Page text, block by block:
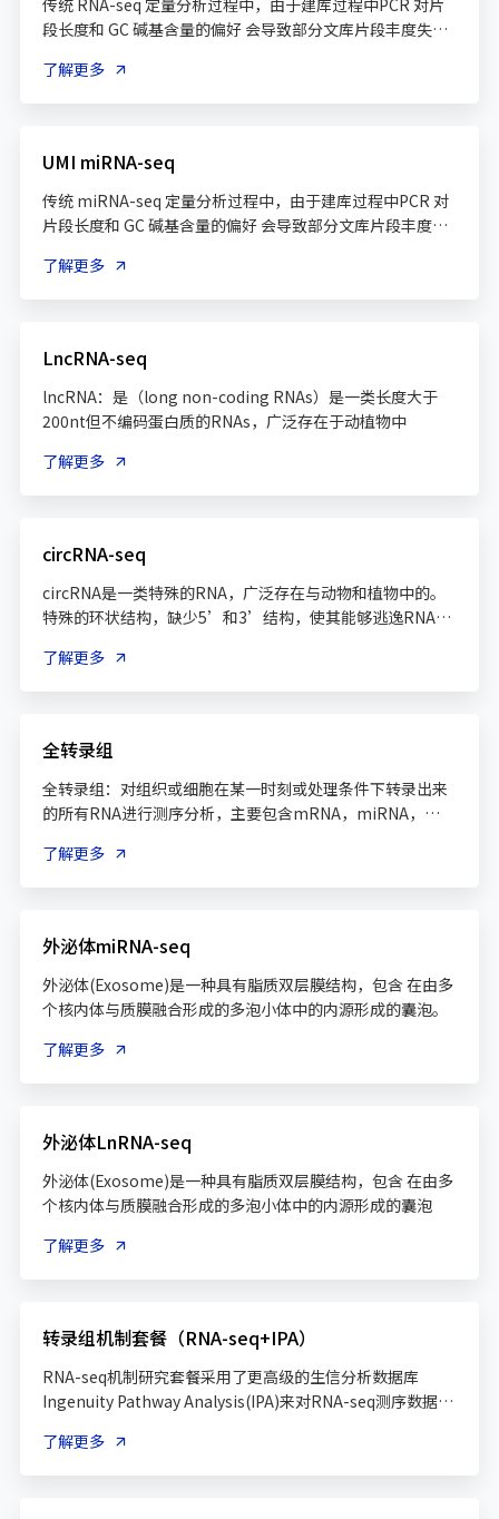
段长度和 GC 碱基含量的偏好 会导致部分文库片段丰度失
了解更多
UMI miRNA-seq
传统 miRNA-seq 定量分析过程中，由于建库过程中PCR 对
片段长度和 GC 碱基含量的偏好 会导致部分文库片段丰度失
了解更多
LncRNA-seq
lncRNA：是（long non-coding RNAs）是一类长度大于
200nt但不编码蛋白质的RNAs，广泛存在于动植物中
了解更多
circRNA-seq
circRNA是一类特殊的RNA，广泛存在与动物和植物中的。
特殊的环状结构，缺少5’和3’结构，使其能够逃逸RNA酶
了解更多
全转录组
全转录组：对组织或细胞在某一时刻或处理条件下转录出来
的所有RNA进行测序分析，主要包含mRNA，miRNA，
了解更多
外泌体miRNA-seq
外泌体(Exosome)是一种具有脂质双层膜结构，包含 在由多
个核内体与质膜融合形成的多泡小体中的内源形成的囊泡。
了解更多
外泌体LnRNA-seq
外泌体(Exosome)是一种具有脂质双层膜结构，包含 在由多
个核内体与质膜融合形成的多泡小体中的内源形成的囊泡
了解更多
转录组机制套餐（RNA-seq+IPA）
RNA-seq机制研究套餐采用了更高级的生信分析数据库
Ingenuity Pathway Analysis(IPA)来对RNA-seq测序数据进
了解更多